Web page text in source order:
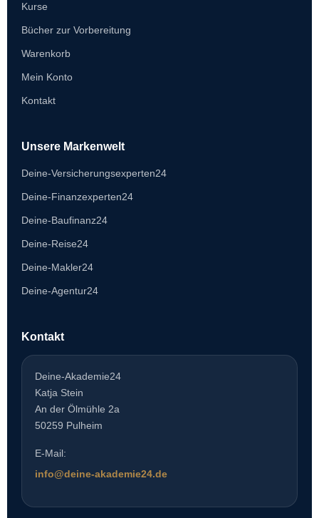
Kurse
Bücher zur Vorbereitung
Warenkorb
Mein Konto
Kontakt
Unsere Markenwelt
Deine-Versicherungsexperten24
Deine-Finanzexperten24
Deine-Baufinanz24
Deine-Reise24
Deine-Makler24
Deine-Agentur24
Kontakt
Deine-Akademie24
Katja Stein
An der Ölmühle 2a
50259 Pulheim
E-Mail:
info@deine-akademie24.de